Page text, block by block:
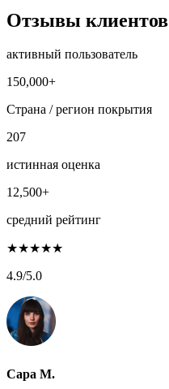
Отзывы клиентов
активный пользователь
150,000+
Страна / регион покрытия
207
истинная оценка
12,500+
средний рейтинг
★★★★★
4.9/5.0
Сара М.